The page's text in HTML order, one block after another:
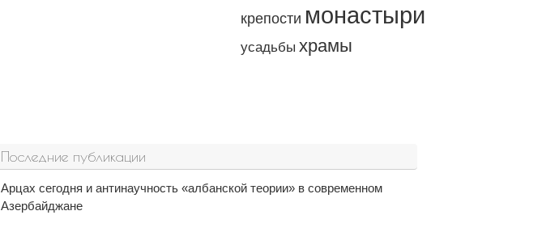
крепости монастыри
усадьбы храмы
Последние публикации
Арцах сегодня и антинаучность «албанской теории» в современном
Азербайджане